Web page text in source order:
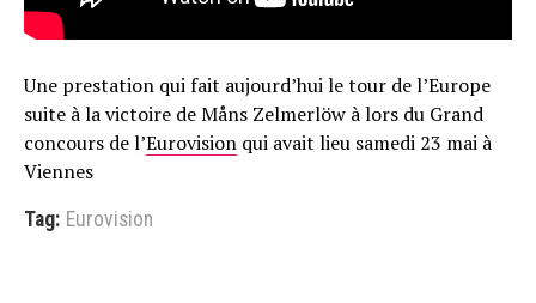
Une prestation qui fait aujourd’hui le tour de l’Europe
suite à la victoire de Måns Zelmerlöw à lors du Grand
concours de l’Eurovision qui avait lieu samedi 23 mai à
Viennes
Tag: Eurovision